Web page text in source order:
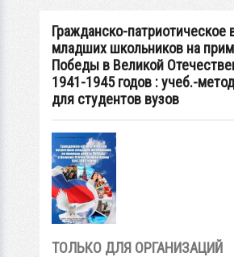
Гражданско-патриотическое
младших школьников на
Победы в Великой
1941-1945 годов : учеб.-
для студентов вузов
ТОЛЬКО ДЛЯ ОРГАНИЗАЦИЙ